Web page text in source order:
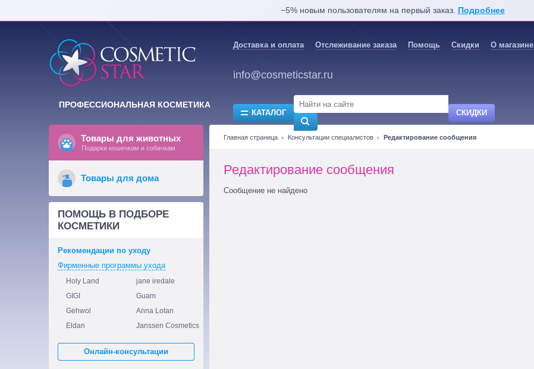
−5% новым пользователям на первый заказ. Подробнее
ПРОФЕССИОНАЛЬНАЯ КОСМЕТИКА
Доставка и оплата Отслеживание заказа Помощь Скидки О магазине
info@cosmeticstar.ru
КАТАЛОГ СКИДКИ
Главная страница Консультации специалистов Редактирование сообщения
Редактирование сообщения
Сообщение не найдено
Товары для животных
Подарки кошечкам и собачкам
Товары для дома
ПОМОЩЬ В ПОДБОРЕ
КОСМЕТИКИ
Рекомендации по уходу
Фирменные программы ухода
Holy Land
jane iredale
GIGI
Guam
Gehwol
Anna Lotan
Eldan
Janssen Cosmetics
Онлайн-консультации